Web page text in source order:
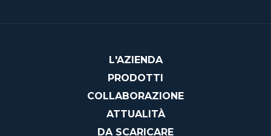
L'AZIENDA
PRODOTTI
COLLABORAZIONE
ATTUALITÀ
DA SCARICARE